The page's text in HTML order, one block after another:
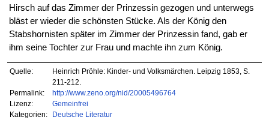
Hirsch auf das Zimmer der Prinzessin gezogen und unterwegs
bläst er wieder die schönsten Stücke. Als der König den
Stabshornisten später im Zimmer der Prinzessin fand, gab er
ihm seine Tochter zur Frau und machte ihn zum König.
Quelle:
Heinrich Pröhle: Kinder- und Volksmärchen. Leipzig 1853, S.
211-212.
Permalink:
http://www.zeno.org/nid/20005496764
Lizenz:
Gemeinfrei
Kategorien:
Deutsche Literatur